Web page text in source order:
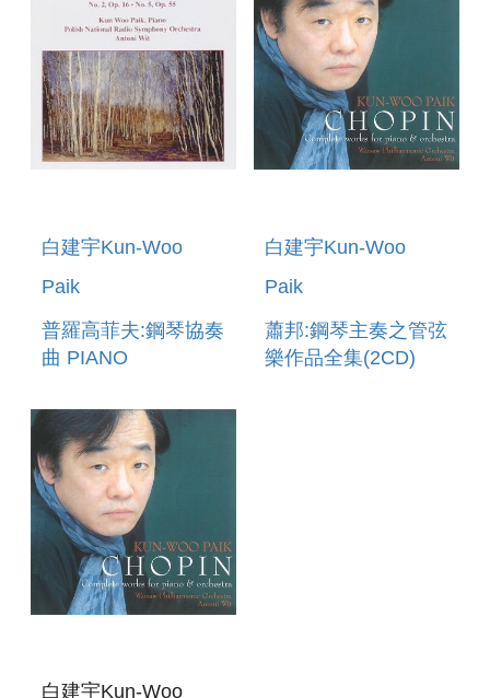
白建宇Kun-Woo
Paik
普羅高菲夫:鋼琴協奏
曲 PIANO
OP.16 NO.5, OP.55
白建宇Kun-Woo
Paik
蕭邦:鋼琴主奏之管弦
樂作品全集(2CD)
白建宇Kun-Woo